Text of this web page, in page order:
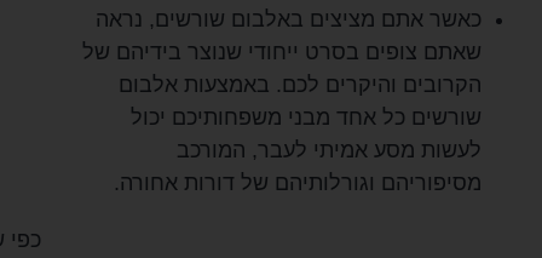
כאשר אתם מציצים באלבום שורשים, נראה
שאתם צופים בסרט ייחודי שנוצר בידיהם של
הקרובים והיקרים לכם. באמצעות אלבום
שורשים כל אחד מבני משפחותיכם יכול
לעשות מסע אמיתי לעבר, המורכב
מסיפוריהם וגורלותיהם של דורות אחורה.